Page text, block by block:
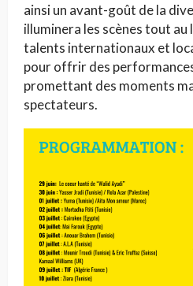
ainsi un avant-goût de la
illuminera les scènes tout
talents internationaux et
pour offrir des
promettant des moments
spectateurs.